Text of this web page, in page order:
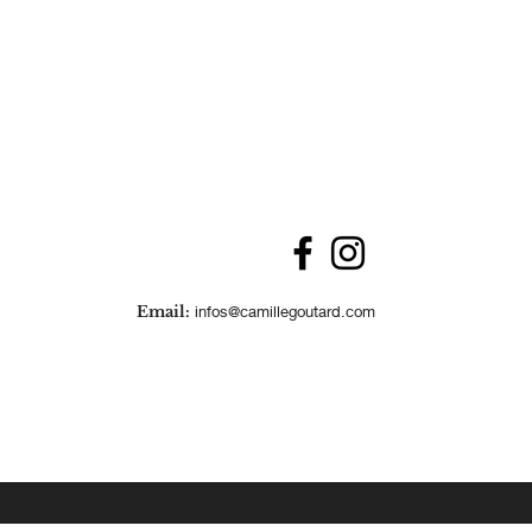
Email: infos@camillegoutard.com